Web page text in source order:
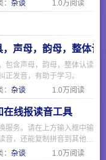
：杂谈 1.0万阅读
声母，韵母，整体认
包含声母，韵母，整体认读
发音，有助于学习。
：杂谈 1.0万阅读
在线报读音工具
服务。请在上方输入框中输
音，还能复制拼音到其他文
：杂谈 1.0万阅读